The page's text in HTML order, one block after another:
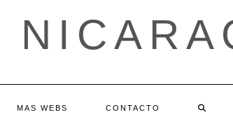
MAS WEBS CONTACTO